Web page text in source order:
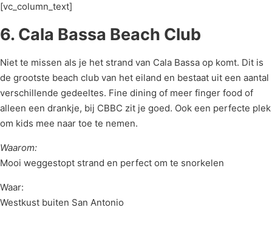
[vc_column_text]
6. Cala Bassa Beach Club
Niet te missen als je het strand van Cala Bassa op komt. Dit is
de grootste beach club van het eiland en bestaat uit een aantal
verschillende gedeeltes. Fine dining of meer finger food of
alleen een drankje, bij CBBC zit je goed. Ook een perfecte plek
om kids mee naar toe te nemen.
Waarom:
Mooi weggestopt strand en perfect om te snorkelen
Waar:
Westkust buiten San Antonio